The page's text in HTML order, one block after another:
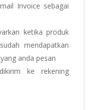
Invoice sebagai
ketika produk
mendapatkan
anda pesan
ke rekening